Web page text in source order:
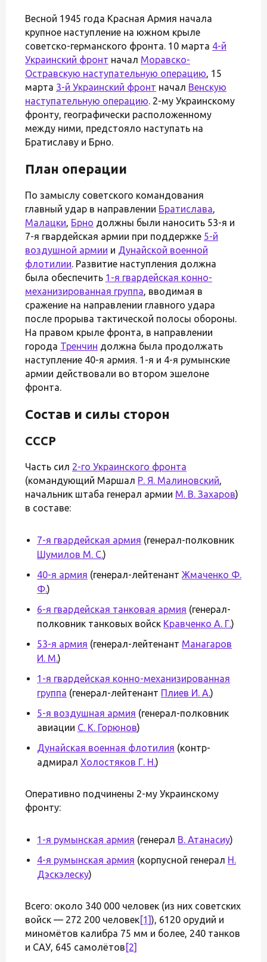
Весной 1945 года Красная Армия начала
крупное наступление на южном крыле
советско-германского фронта. 10 марта 4-й
Украинский фронт начал Моравско-
Остравскую наступательную операцию, 15
марта 3-й Украинский фронт начал Венскую
наступательную операцию. 2-му Украинскому
фронту, географически расположенному
между ними, предстояло наступать на
Братиславу и Брно.
План операции
По замыслу советского командования
главный удар в направлении Братислава,
Малацки, Брно должны были наносить 53-я и
7-я гвардейская армии при поддержке 5-й
воздушной армии и Дунайской военной
флотилии. Развитие наступления должна
была обеспечить 1-я гвардейская конно-
механизированная группа, вводимая в
сражение на направлении главного удара
после прорыва тактической полосы обороны.
На правом крыле фронта, в направлении
города Тренчин должна была продолжать
наступление 40-я армия. 1-я и 4-я румынские
армии действовали во втором эшелоне
фронта.
Состав и силы сторон
СССР
Часть сил 2-го Украинского фронта
(командующий Маршал Р. Я. Малиновский,
начальник штаба генерал армии М. В. Захаров)
в составе:
7-я гвардейская армия (генерал-полковник
Шумилов М. С.)
40-я армия (генерал-лейтенант Жмаченко Ф.
Ф.)
6-я гвардейская танковая армия (генерал-
полковник танковых войск Кравченко А. Г.)
53-я армия (генерал-лейтенант Манагаров
И. М.)
1-я гвардейская конно-механизированная
группа (генерал-лейтенант Плиев И. А.)
5-я воздушная армия (генерал-полковник
авиации С. К. Горюнов)
Дунайская военная флотилия (контр-
адмирал Холостяков Г. Н.)
Оперативно подчинены 2-му Украинскому
фронту:
1-я румынская армия (генерал В. Атанасиу)
4-я румынская армия (корпусной генерал Н.
Дэскэлеску)
Всего: около 340 000 человек (из них советских
войск — 272 200 человек[1]), 6120 орудий и
миномётов калибра 75 мм и более, 240 танков
и САУ, 645 самолётов [2]